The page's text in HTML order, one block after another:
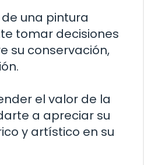
una pintura
tomar decisiones
su conservación,
el valor de la
a apreciar su
y artístico en su